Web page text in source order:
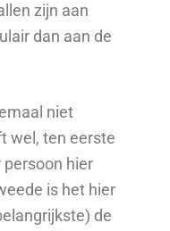
zijn aan
dan aan de
niet
wel, ten eerste
hier
is het hier
de